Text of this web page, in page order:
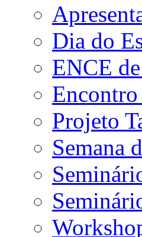
Dia do
ENCE
Projeto
Semana